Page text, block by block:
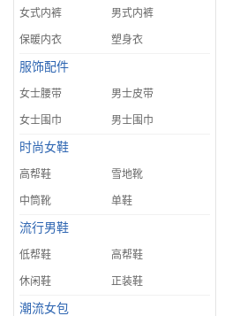
女式内裤 男式内裤
保暖内衣 塑身衣
服饰配件
女士腰带 男士皮带
女士围巾 男士围巾
时尚女鞋
高帮鞋 雪地靴
中筒靴 单鞋
流行男鞋
低帮鞋 高帮鞋
休闲鞋 正装鞋
潮流女包